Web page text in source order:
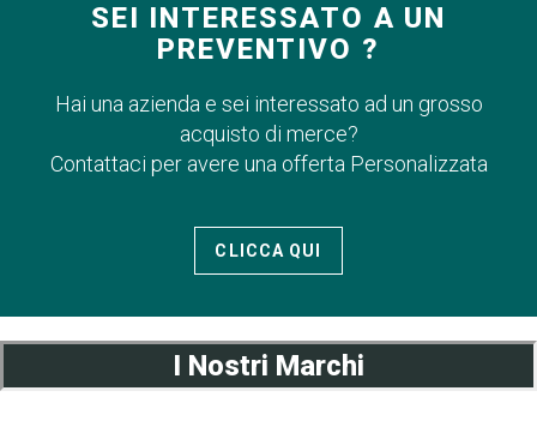
SEI INTERESSATO A UN
PREVENTIVO ?
Hai una azienda e sei interessato ad un grosso
acquisto di merce?
Contattaci per avere una offerta Personalizzata
CLICCA QUI
I Nostri Marchi